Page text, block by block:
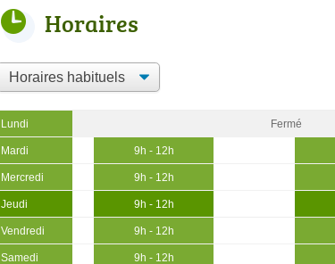
Horaires
Lundi Fermé
Mardi 9h - 12h
Mercredi 9h - 12h
Jeudi 9h - 12h
Vendredi 9h - 12h
Samedi 9h - 12h